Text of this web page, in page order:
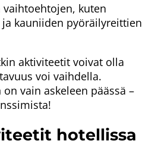
kuten
kauniiden pyöräilyreittien
aktiviteetit voivat olla
voi vaihdella.
vain askeleen päässä –
hotellissa